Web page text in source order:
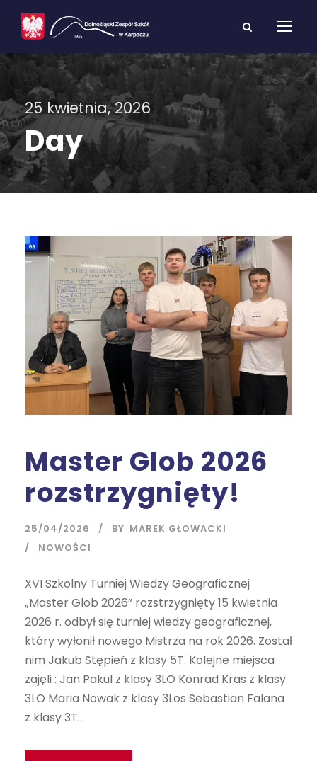
25 kwietnia, 2026
Day
Master Glob 2026
rozstrzygnięty!
25/04/2026 BY MAREK GŁOWACKI
NOWOŚCI
XVI Szkolny Turniej Wiedzy Geograficznej
„Master Glob 2026” rozstrzygnięty 15 kwietnia
2026 r. odbył się turniej wiedzy geograficznej,
który wyłonił nowego Mistrza na rok 2026. Został
nim Jakub Stępień z klasy 5T. Kolejne miejsca
zajęli : Jan Pakul z klasy 3LO Konrad Kras z klasy
3LO Maria Nowak z klasy 3Los Sebastian Falana
z klasy 3T...